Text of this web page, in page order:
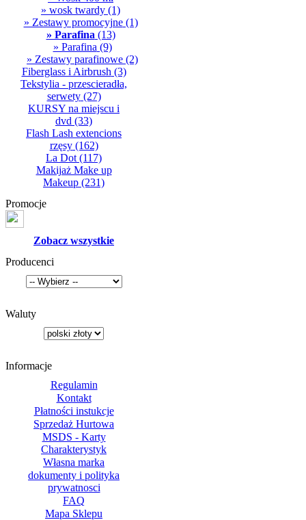
» wosk twardy (1)
» Zestawy promocyjne(1)
» Parafina (13)
» Parafina (9)
» Zestawy parafinowe (2)
Fiberglass i Airbrush (3)
Tekstylia - przescieradła,
serwety(27)
KURSY na miejscu i
dvd (33)
Flash Lash extencions
rzęsy(162)
La Dot (117)
Makijaż Make up
Makeup (231)
Promocje
Zobacz wszystkie
Producenci
Waluty
Informacje
Regulamin
Kontakt
Płatności instukcje
Sprzedaż Hurtowa
MSDS - Karty
Charakterystyk
Własna marka
dokumenty i polityka
prywatnosci
FAQ
Mapa Sklepu